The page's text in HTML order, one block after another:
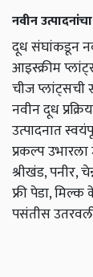
नवीन
दूध संघांकडून
आइस्क्रीम
चीज
नवीन दूध
उत्पादनात
प्रकल्प
श्रीखंड, पनीर,
फ्री पेडा, मिल्क
पसंतीस